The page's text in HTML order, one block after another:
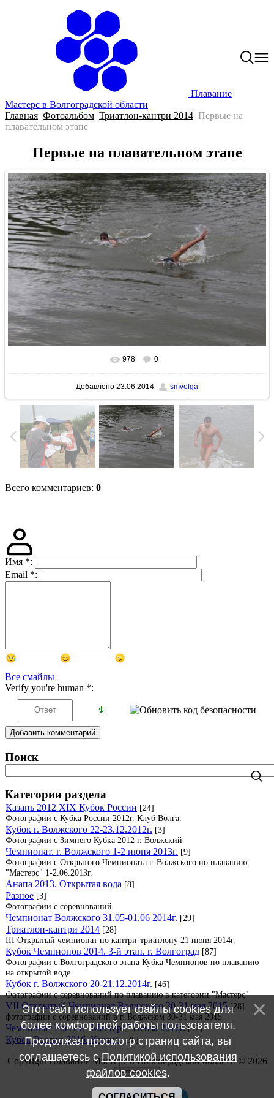
Плавание
Мастерс в Волгоградской области
Главная Фотоальбом Триатлон-кантри 2014 Первые на
плавательном этапе
Первые на плавательном этапе
В реальном размере 640x427
978 0
Добавлено 23.06.2014 smvolga
Всего комментариев: 0
Имя *:
Email *:
Все смайлы
Verify you're human *:
Добавить комментарий
Поиск
Категории раздела
Казань 2012 XIX Кубок России [24]
Фотографии с Кубка России 2012г. Клуб Волга.
Кубок г. Волжского 22-23.12.2012г. [3]
Фотографии с Зимнего Кубка 2012 г. Волжский
Чемпионат. г. Волжского 1-2 июня 2013г. [9]
Фотографии с Открытого Чемпионата г. Волжского по плаванию
"Мастерс" 1-2.06.2013г.
Анапа 2013. Открытая вода [8]
Разное [3]
Фотографии с соревнований
Чемпионат Волжского 31.05-01.06 2014г. [29]
Триатлон-кантри 2014 [28]
III Открытый чемпионат по кантри-триатлону 21 июня 2014г.
Кубок Чемпионов 2014. 3-й этап. г. Волгоград [87]
Фотографии с Волгоградского этапа Кубка Чемпионов по плаванию
на открытой воде.
Кубок г. Волжского 20-21.12.2014г. [46]
Фотографии с соревнований по плаванию в категории "Мастерс"
VII Открытый Чемпионат Волжского 30-31 мая 2015 [28]
фотографии с соревнований в г. Волжском 30-31 мая 2015
Чемпионат России "Мастерс" Пенза 2016г. [12]
Кубок России 2016. Казань. [38]
Copyright Плавание Мастерс в Волгоградской области © 2026
Этот сайт использует файлы cookies для
более комфортной работы пользователя.
Продолжая просмотр страниц сайта, вы
соглашаетесь сПолитикой использования
файлов cookies.